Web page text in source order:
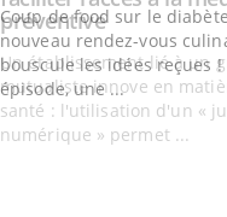
Coup de food sur le
nouveau rendez-vous
bouscule les idées reçues !
épisode, une ...